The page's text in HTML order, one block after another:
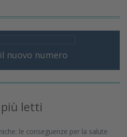
nuovo numero
più letti
le conseguenze per la salute